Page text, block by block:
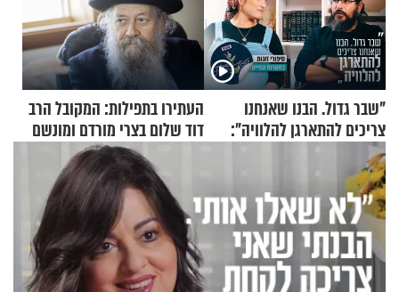
"שבר גדול. הבנו שאנחנו
צריכים להתארגן להלוויה":
זוגיות במבחן, הפעם עם מרים
וגד דנינו
העתירו בתפילות: המקובל הרב
דוד שלום בצרי מורדם ומונשם